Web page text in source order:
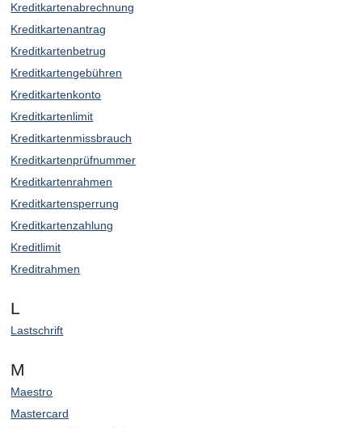
Kreditkartenabrechnung
Kreditkartenantrag
Kreditkartenbetrug
Kreditkartengebühren
Kreditkartenkonto
Kreditkartenlimit
Kreditkartenmissbrauch
Kreditkartenprüfnummer
Kreditkartenrahmen
Kreditkartensperrung
Kreditkartenzahlung
Kreditlimit
Kreditrahmen
L
Lastschrift
M
Maestro
Mastercard